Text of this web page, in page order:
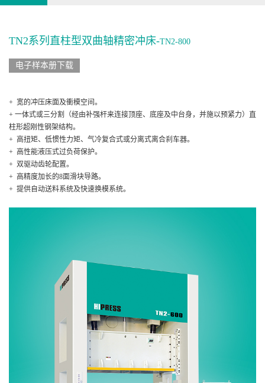
TN2系列直柱型双曲轴精密冲床-TN2-800
电子样本册下载
+ 宽的冲压床面及衝模空间。
+ 一体式或三分割（经由补强杆来连接顶座、底座及中台身，并施以预紧力）直
柱形超刚性钢架结构。
+ 高扭矩、低惯性力矩、气冷复合式或分离式离合刹车器。
+ 高性能液压式过负荷保护。
+ 双驱动齿轮配置。
+ 高精度加长的8面滑块导路。
+ 提供自动送料系统及快速换模系统。